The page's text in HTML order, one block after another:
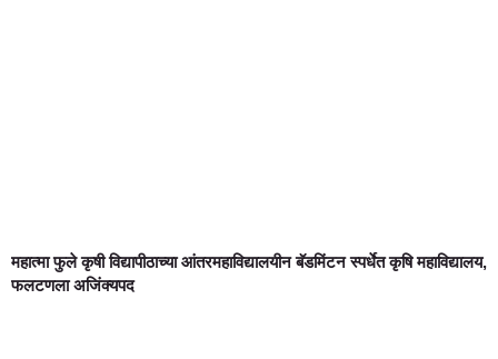
महात्मा फुले कृषी विद्यापीठाच्या आंतरमहाविद्यालयीन बॅडमिंटन स्पर्धेत कृषि महाविद्यालय,
फलटणला अजिंक्यपद